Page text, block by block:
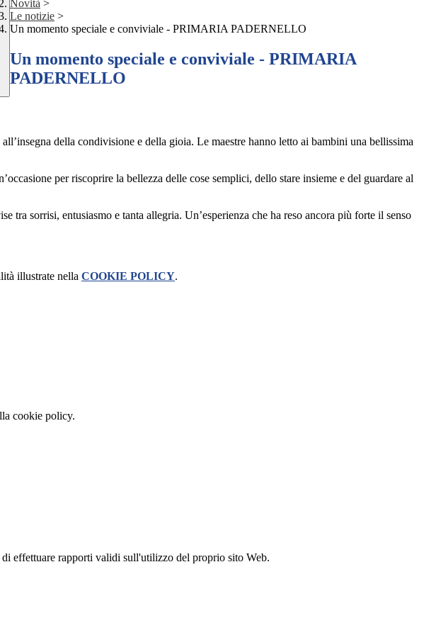
Novità >
Le notizie >
Un momento speciale e conviviale - PRIMARIA PADERNELLO
Un momento speciale e conviviale - PRIMARIA
PADERNELLO
della condivisione e della gioia. Le maestre hanno letto ai bambini una bellissima
per riscoprire la bellezza delle cose semplici, dello stare insieme e del guardare al
sorrisi, entusiasmo e tanta allegria. Un’esperienza che ha reso ancora più forte il senso
illustrate nella COOKIE POLICY.
cookie policy.
effettuare rapporti validi sull'utilizzo del proprio sito Web.